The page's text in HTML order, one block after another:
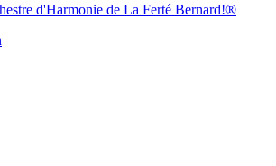
d'Harmonie de La Ferté Bernard!®